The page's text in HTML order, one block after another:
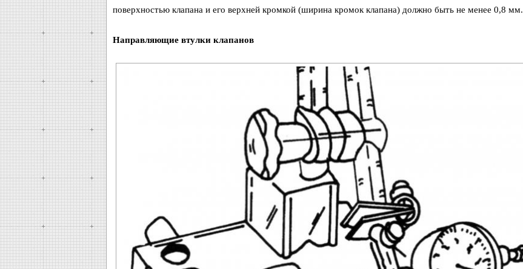
поверхностью клапана и его верхней кромкой (ширина кромок клапана) должно быть не менее 0,8 мм.
Направляющие втулки клапанов